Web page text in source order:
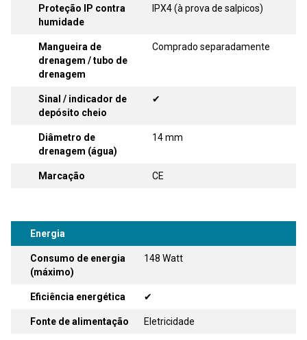
Proteção IP contra
humidade
IPX4 (à prova de salpicos)
Mangueira de
drenagem / tubo de
drenagem
Comprado separadamente
Sinal / indicador de
depósito cheio
✔
Diâmetro de
drenagem (água)
14 mm
Marcação CE
Energia
Consumo de energia
(máximo)
148 Watt
Eficiência energética ✔
Fonte de alimentação Eletricidade